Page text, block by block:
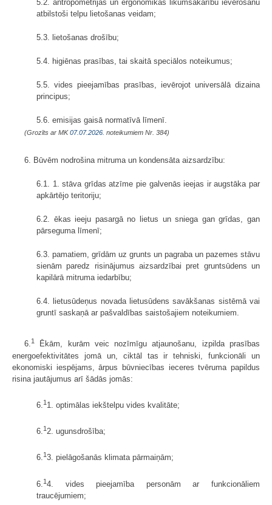
5.2. antropometrijas un ergonomikas likumsakarību ievērošanu
atbilstoši telpu lietošanas veidam;
5.3. lietošanas drošību;
5.4. higiēnas prasības, tai skaitā speciālos noteikumus;
5.5. vides pieejamības prasības, ievērojot universālā dizaina
principus;
5.6. emisijas gaisā normatīvā līmenī.
(Grozīts ar MK07.07.2026. noteikumiem Nr. 384)
6. Būvēm nodrošina mitruma un kondensāta aizsardzību:
6.1. 1. stāva grīdas atzīme pie galvenās ieejas ir augstāka par
apkārtējo teritoriju;
6.2. ēkas ieeju pasargā no lietus un sniega gan grīdas, gan
pārseguma līmenī;
6.3. pamatiem, grīdām uz grunts un pagraba un pazemes stāvu
sienām paredz risinājumus aizsardzībai pret gruntsūdens un
kapilārā mitruma iedarbību;
6.4. lietusūdeņus novada lietusūdens savākšanas sistēmā vai
gruntī saskaņā ar pašvaldības saistošajiem noteikumiem.
6.1
Ēkām, kurām veic nozīmīgu atjaunošanu, izpilda prasības
energoefektivitātes jomā un, ciktāl tas ir tehniski, funkcionāli un
ekonomiski iespējams, ārpus būvniecības ieceres tvēruma papildus
risina jautājumus arī šādās jomās:
6. 1 1. optimālas iekštelpu vides kvalitāte;
6.12. ugunsdrošība;
6.13. pielāgošanās klimata pārmaiņām;
6. 14. vides pieejamība personām ar funkcionāliem
traucējumiem;